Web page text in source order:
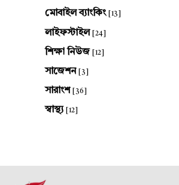
মোবাইল ব্যাংকিং [13]
লাইফস্টাইল [24]
শিক্ষা নিউজ [12]
সাজেশন [3]
সারাংশ [36]
স্বাস্থ্য [12]